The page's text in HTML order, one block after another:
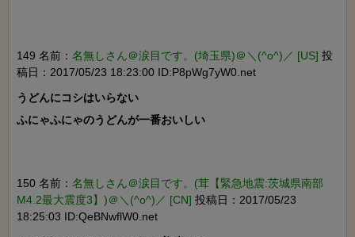
149 名前： 名無しさん＠涙目です。(埼玉県)＠＼(^o^)／ [US] 投
稿日：2017/05/23 18:23:00 ID:P8pWg7yW0.net
うどんにコシはいらない
ふにゃふにゃのうどんが一番おいしい
150 名前： 名無しさん＠涙目です。(茸【緊急地震:茨城県南部
M4.2最大震度3】)＠＼(^o^)／ [CN] 投稿日：2017/05/23
18:25:03 ID:QeBNwflW0.net